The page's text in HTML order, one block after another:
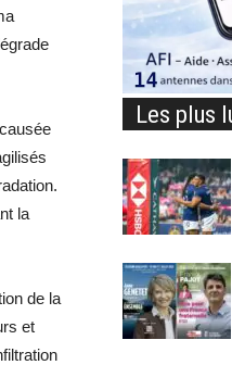
la
de la
et
Les plus